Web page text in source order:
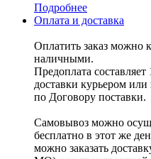
Подробнее
Оплата и доставка
Оплатить заказ можно
наличными.
Предоплата
доставки курьером или
по Договору поставки.
Самовывоз можно
бесплатно в этот же
можно заказать